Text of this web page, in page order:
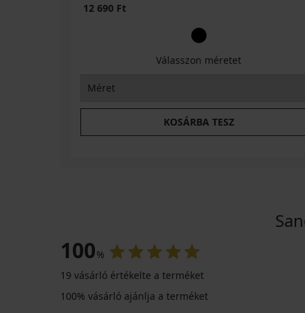
12 690 Ft
Válasszon méretet
KOSÁRBA TESZ
100%
19 vásárló értékelte a terméket
100% vásárló ajánlja a terméket